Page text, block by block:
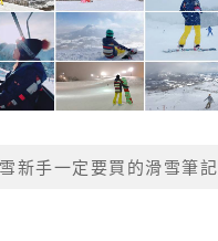
新手一定要買的滑雪筆記